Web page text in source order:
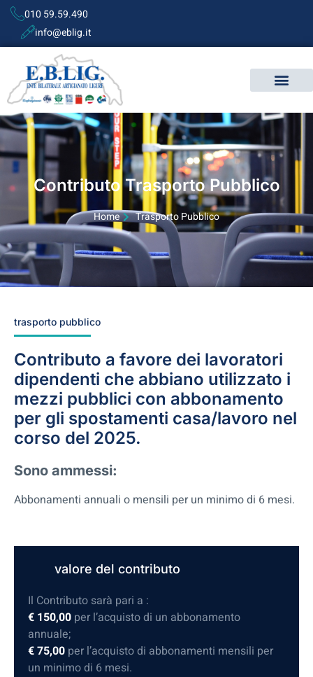
010 59.59.490
info@eblig.it
Contributo Trasporto Pubblico
Home Trasporto Pubblico
trasporto pubblico
Contributo a favore dei lavoratori
dipendenti che abbiano utilizzato i
mezzi pubblici con abbonamento
per gli spostamenti casa/lavoro nel
corso del 2025.
Sono ammessi:
Abbonamenti annuali o mensili per un minimo di 6 mesi.
valore del contributo
Il Contributo sarà pari a :
€ 150,00 per l’acquisto di un abbonamento
annuale;
€ 75,00 per l’acquisto di abbonamenti mensili per
un minimo di 6 mesi.